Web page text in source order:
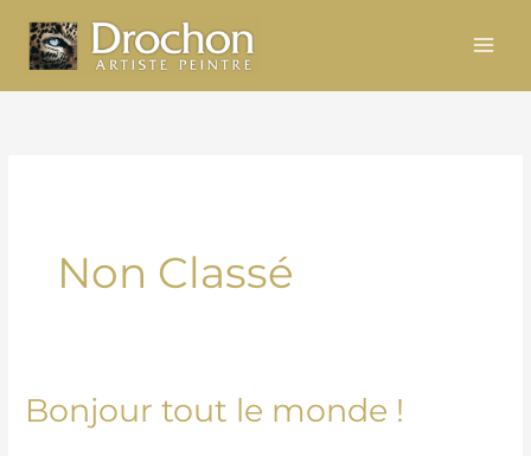
contenu
Non Classé
Bonjour tout le monde !
Bonjour